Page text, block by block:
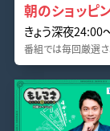
朝のショッピ
きょう深夜24:00
番組では毎回厳選さ